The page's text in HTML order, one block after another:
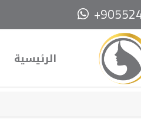
الرئيسية